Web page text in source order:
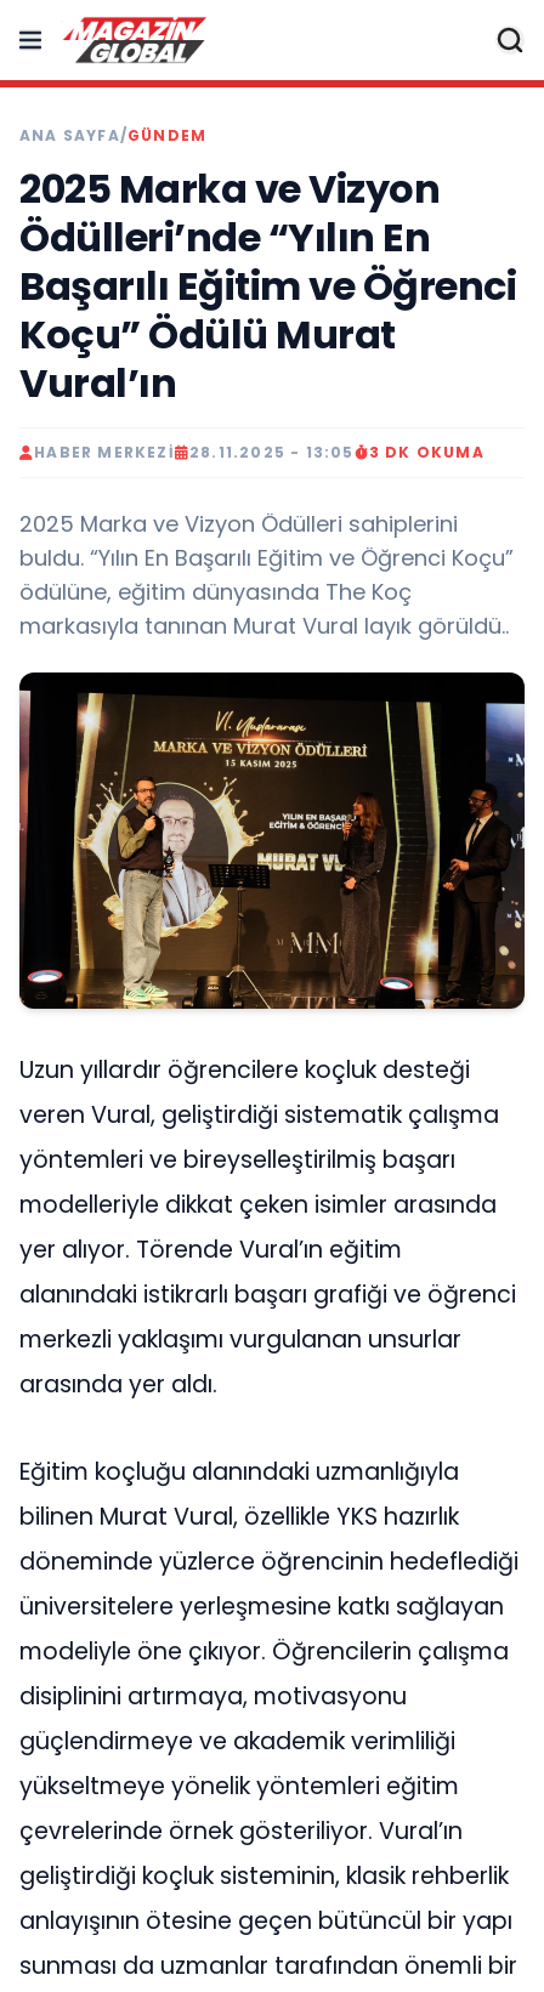
ANA SAYFA/GÜNDEM
2025 Marka ve Vizyon
Ödülleri’nde “Yılın En
Başarılı Eğitim ve Öğrenci
Koçu” Ödülü Murat
Vural’ın
HABER MERKEZI 28.11.2025 - 13:05 3 DK OKUMA
2025 Marka ve Vizyon Ödülleri sahiplerini
buldu. “Yılın En Başarılı Eğitim ve Öğrenci Koçu”
ödülüne, eğitim dünyasında The Koç
markasıyla tanınan Murat Vural layık görüldü..
Uzun yıllardır öğrencilere koçluk desteği
veren Vural, geliştirdiği sistematik çalışma
yöntemleri ve bireyselleştirilmiş başarı
modelleriyle dikkat çeken isimler arasında
yer alıyor. Törende Vural’ın eğitim
alanındaki istikrarlı başarı grafiği ve öğrenci
merkezli yaklaşımı vurgulanan unsurlar
arasında yer aldı.
Eğitim koçluğu alanındaki uzmanlığıyla
bilinen Murat Vural, özellikle YKS hazırlık
döneminde yüzlerce öğrencinin hedeflediği
üniversitelere yerleşmesine katkı sağlayan
modeliyle öne çıkıyor. Öğrencilerin çalışma
disiplinini artırmaya, motivasyonu
güçlendirmeye ve akademik verimliliği
yükseltmeye yönelik yöntemleri eğitim
çevrelerinde örnek gösteriliyor. Vural’ın
geliştirdiği koçluk sisteminin, klasik rehberlik
anlayışının ötesine geçen bütüncül bir yapı
sunması da uzmanlar tarafından önemli bir